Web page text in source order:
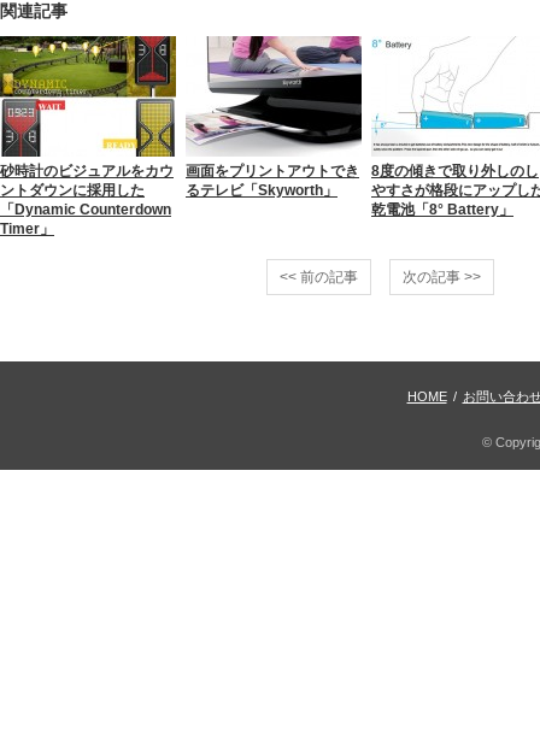
関連記事
砂時計のビジュアルをカウ
ントダウンに採用した
「Dynamic Counterdown
Timer」
画面をプリントアウトでき
るテレビ「Skyworth」
8度の傾きで取り外しのし
やすさが格段にアップし
乾電池「8° Battery」
<< 前の記事 次の記事 >>
HOME / お問い合わ
©